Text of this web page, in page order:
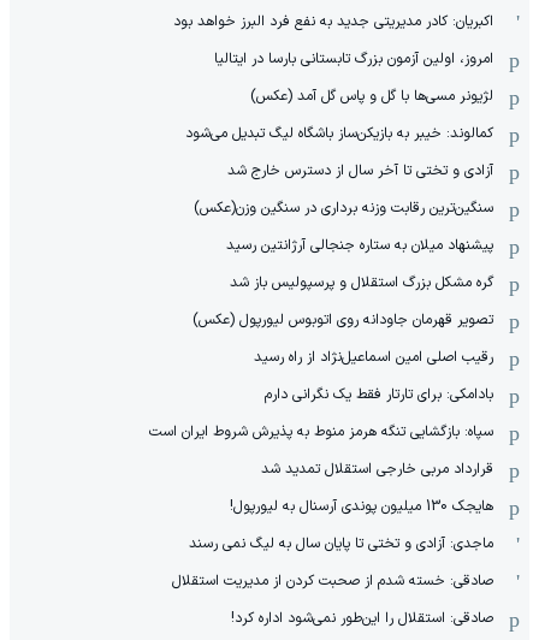
اکبریان: کادر مدیریتی جدید به نفع فرد البرز خواهد بود
امروز، اولین آزمون بزرگ تابستانی بارسا در ایتالیا
لژیونر مسی‌ها با گل و پاس گل آمد (عکس)
کمالوند: خیبر به بازیکن‌ساز باشگاه لیگ تبدیل می‌شود
آزادی و تختی تا آخر سال از دسترس خارج شد
سنگین‌ترین رقابت وزنه برداری در سنگین وزن(عکس)
پیشنهاد میلان به ستاره جنجالی آرژانتین رسید
گره مشکل بزرگ استقلال و پرسپولیس باز شد
تصویر قهرمان جاودانه روی اتوبوس لیورپول (عکس)
رقیب اصلی امین اسماعیل‌نژاد از راه رسید
بادامکی: برای تارتار فقط یک نگرانی دارم
سپاه: بازگشایی تنگه هرمز منوط به پذیرش شروط ایران است
قرارداد مربی خارجی استقلال تمدید شد
هایجک 130 میلیون پوندی آرسنال به لیورپول!
ماجدی: آزادی و تختی تا پایان سال به لیگ نمی رسند
صادقی: خسته شدم از صحبت کردن از مدیریت استقلال
صادقی: استقلال را این‌طور نمی‌شود اداره کرد!